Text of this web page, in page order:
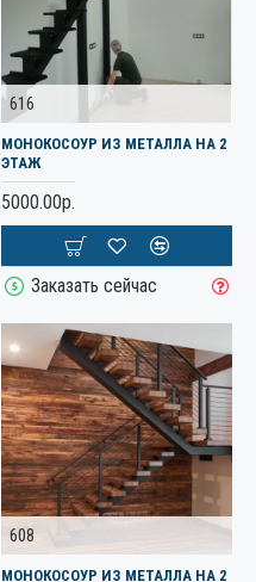
616
МОНОКОСОУР ИЗ МЕТАЛЛА НА 2
ЭТАЖ
5000.00р.
Заказать сейчас
608
МОНОКОСОУР ИЗ МЕТАЛЛА НА 2